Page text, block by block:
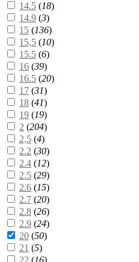
14.5 (18)
14.9 (3)
15 (136)
15,5 (10)
15.5 (6)
16 (39)
16.5 (20)
17 (31)
18 (41)
19 (19)
2 (204)
2,5 (4)
2.2 (30)
2.4 (12)
2.5 (29)
2.6 (15)
2.7 (20)
2.8 (26)
2.9 (24)
20 (50)
21 (5)